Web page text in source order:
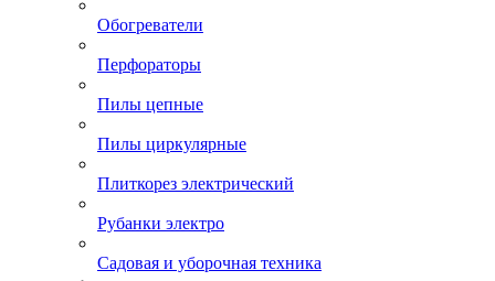
Обогреватели
Перфораторы
Пилы цепные
Пилы циркулярные
Плиткорез электрический
Рубанки электро
Садовая и уборочная техника